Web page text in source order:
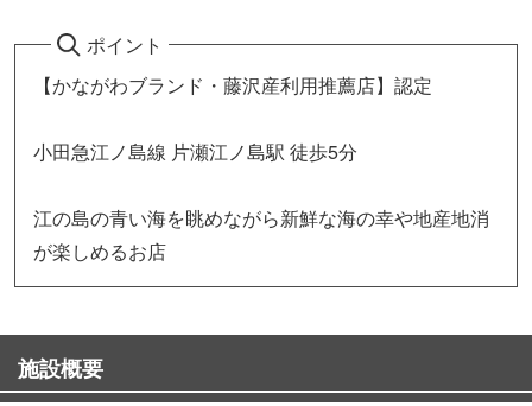
ポイント
【かながわブランド・藤沢産利用推薦店】認定
小田急江ノ島線 片瀬江ノ島駅 徒歩5分
江の島の青い海を眺めながら新鮮な海の幸や地産地消
が楽しめるお店
施設概要